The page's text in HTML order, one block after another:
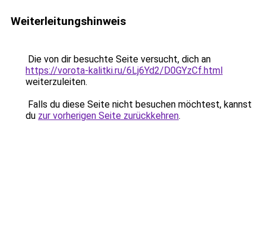
Weiterleitungshinweis
Die von dir besuchte Seite versucht, dich an
https://vorota-kalitki.ru/6Lj6Yd2/D0GYzCf.html
weiterzuleiten.
Falls du diese Seite nicht besuchen möchtest, kannst
du zur vorherigen Seite zurückkehren.